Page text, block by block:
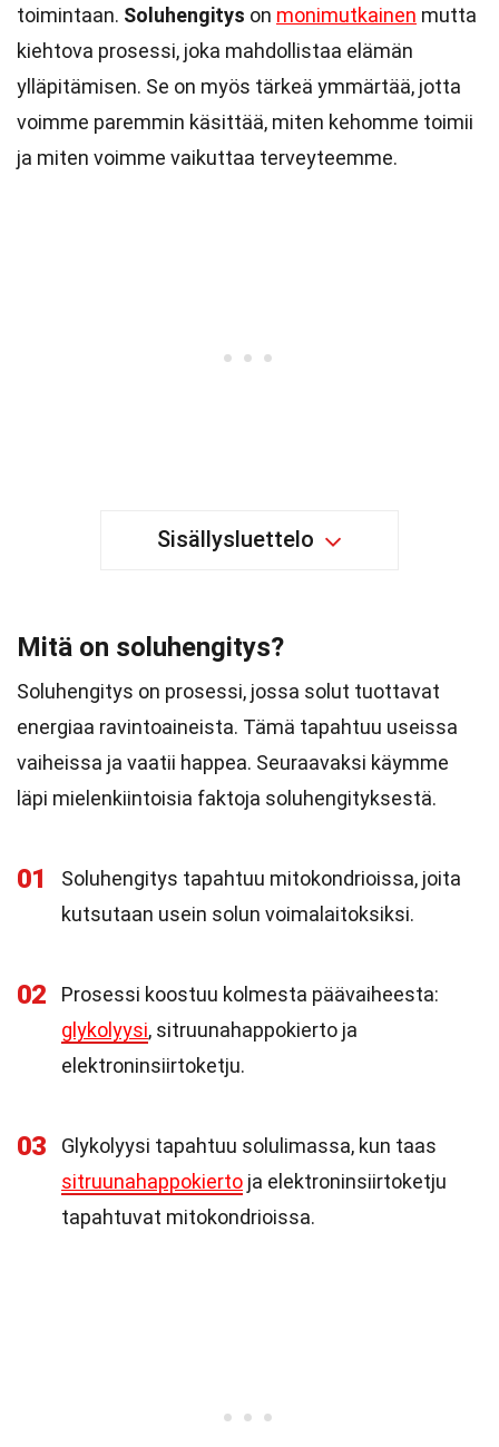
toimintaan. Soluhengitys on monimutkainen mutta
kiehtova prosessi, joka mahdollistaa elämän
ylläpitämisen. Se on myös tärkeä ymmärtää, jotta
voimme paremmin käsittää, miten kehomme toimii
ja miten voimme vaikuttaa terveyteemme.
Sisällysluettelo
Mitä on soluhengitys?
Soluhengitys on prosessi, jossa solut tuottavat
energiaa ravintoaineista. Tämä tapahtuu useissa
vaiheissa ja vaatii happea. Seuraavaksi käymme
läpi mielenkiintoisia faktoja soluhengityksestä.
01
Soluhengitys tapahtuu mitokondrioissa, joita
kutsutaan usein solun voimalaitoksiksi.
02
Prosessi koostuu kolmesta päävaiheesta:
glykolyysi, sitruunahappokierto ja
elektroninsiirtoketju.
03
Glykolyysi tapahtuu solulimassa, kun taas
sitruunahappokierto ja elektroninsiirtoketju
tapahtuvat mitokondrioissa.